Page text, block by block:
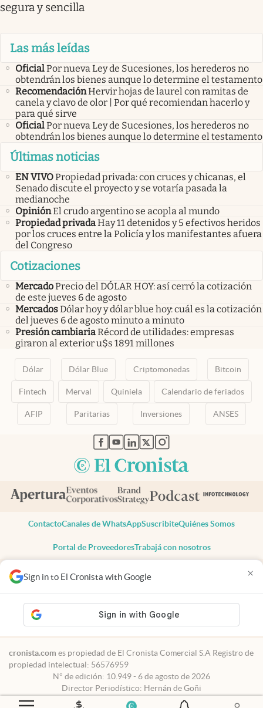
Sign in to El Cronista with Google ×
segura y sencilla
Las más leídas
OficialPor nueva Ley de Sucesiones, los herederos no
obtendrán los bienes aunque lo determine el testamento
RecomendaciónHervir hojas de laurel con ramitas de
canela y clavo de olor | Por qué recomiendan hacerlo y
para qué sirve
OficialPor nueva Ley de Sucesiones, los herederos no
obtendrán los bienes aunque lo determine el testamento
Últimas noticias
EN VIVOPropiedad privada: con cruces y chicanas, el
Senado discute el proyecto y se votaría pasada la
medianoche
OpiniónEl crudo argentino se acopla al mundo
Propiedad privadaHay 11 detenidos y 5 efectivos heridos
por los cruces entre la Policía y los manifestantes afuera
del Congreso
Cotizaciones
MercadoPrecio del DÓLAR HOY: así cerró la cotización
de este jueves 6 de agosto
MercadosDólar hoy y dólar blue hoy: cuál es la cotización
del jueves 6 de agosto minuto a minuto
Presión cambiariaRécord de utilidades: empresas
giraron al exterior u$s 1891 millones
Dólar Dólar Blue Criptomonedas Bitcoin
Fintech Merval Quiniela Calendario de feriados
AFIP Paritarias Inversiones ANSES
abre en nueva pestaña
abre en nueva pestaña
abre en nueva pestaña
abre en nueva pestaña
abre en nueva pestaña
ContactoCanales de WhatsAppSuscribiteQuiénes Somos
Portal de ProveedoresTrabajá con nosotros
Todos los derechos reservados
Privacidad
Consentimiento
Tel:+54 11 7078-3270
cronista.com es propiedad de El Cronista Comercial S.A Registro de
propiedad intelectual: 56576959
N° de edición: 10.949 - 6 de agosto de 2026
Director Periodístico: Hernán de Goñi